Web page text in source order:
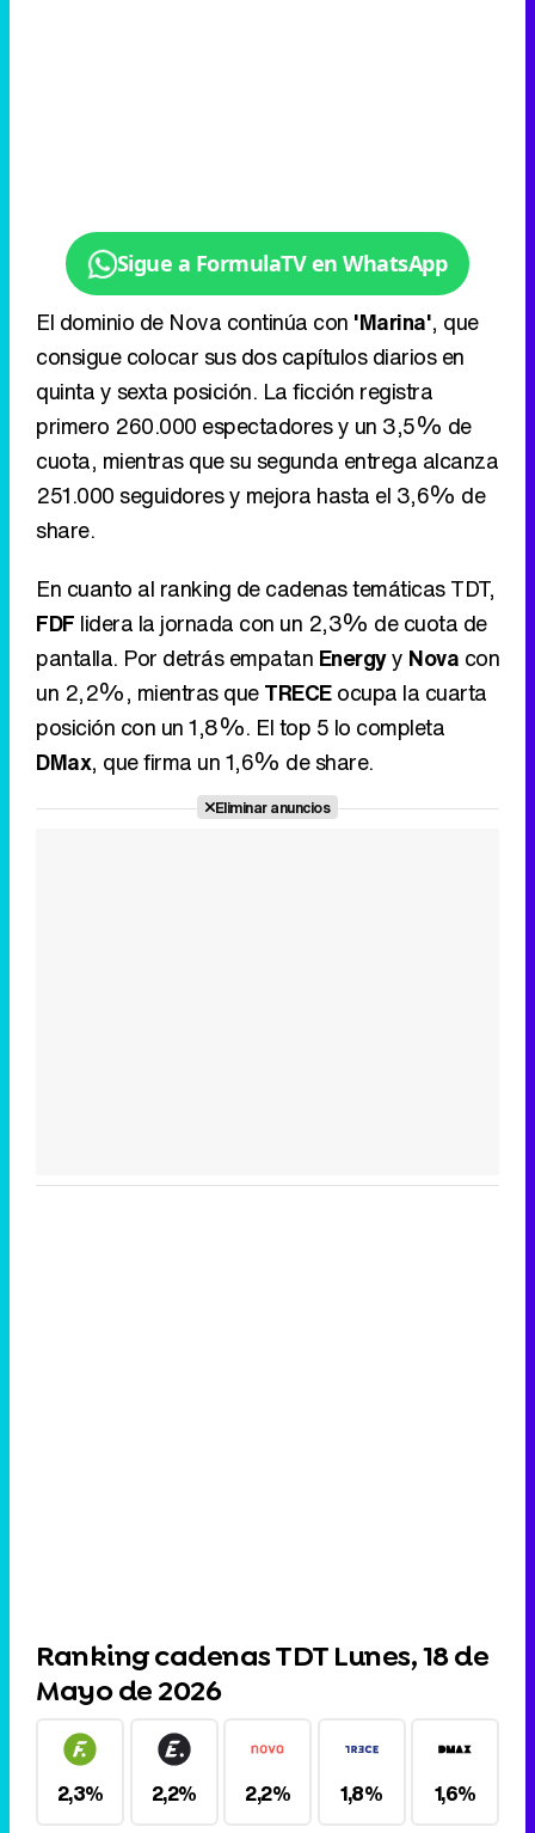
Sigue a FormulaTV en WhatsApp
El dominio de Nova continúa con 'Marina', que
consigue colocar sus dos capítulos diarios en
quinta y sexta posición. La ficción registra
primero 260.000 espectadores y un 3,5% de
cuota, mientras que su segunda entrega alcanza
251.000 seguidores y mejora hasta el 3,6% de
share.
En cuanto al ranking de cadenas temáticas TDT,
FDF lidera la jornada con un 2,3% de cuota de
pantalla. Por detrás empatan Energyy Nova con
un 2,2%, mientras queTRECEocupa la cuarta
posición con un 1,8%. El top 5 lo completa
DMax, que firma un 1,6% de share.
Eliminar anuncios
Ranking cadenas TDT Lunes, 18 de
Mayo de 2026
2,3% 2,2% 2,2% 1,8% 1,6%